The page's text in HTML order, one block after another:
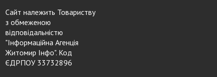
Сайт належить Товариству
з обмеженою
відповідальністю
"Інформаційна Агенція
Житомир Інфо". Код
ЄДРПОУ 33732896